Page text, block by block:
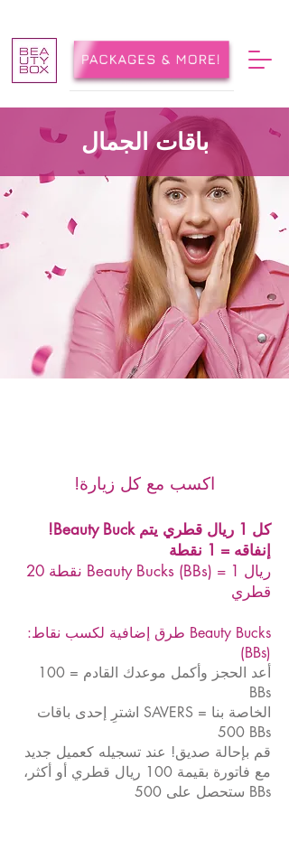
باقات الجمال
!اكسب مع كل زيارة
!Beauty Buck كل 1 ريال قطري يتم
إنفاقه = 1 نقطة
20 نقطة Beauty Bucks (BBs) = 1 ريال
قطري
:طرق إضافية لكسب نقاط Beauty Bucks
(BBs)
أعد الحجز وأكمل موعدك القادم = 100
BBs
اشترِ إحدى باقات SAVERS الخاصة بنا =
500 BBs
قم بإحالة صديق! عند تسجيله كعميل جديد
مع فاتورة بقيمة 100 ريال قطري أو أكثر،
ستحصل على 500 BBs